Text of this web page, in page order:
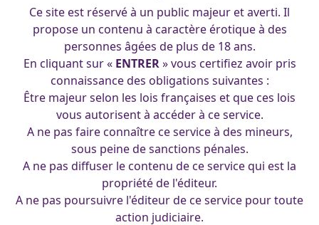
Ce site est réservé à un public majeur et averti. Il
propose un contenu à caractère érotique à des
personnes âgées de plus de 18 ans.
En cliquant sur « ENTRER» vous certifiez avoir pris
connaissance des obligations suivantes :
Être majeur selon les lois françaises et que ces lois
vous autorisent à accéder à ce service.
A ne pas faire connaître ce service à des mineurs,
sous peine de sanctions pénales.
A ne pas diffuser le contenu de ce service qui est la
propriété de l'éditeur.
A ne pas poursuivre l'éditeur de ce service pour toute
action judiciaire.
(cc) 2025 Les Pin-Up's d'Arpa. Tous droits réservés.